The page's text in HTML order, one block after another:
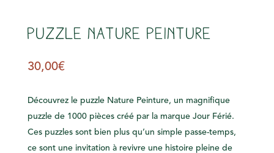
Puzzle Nature Peinture
30,00€
Découvrez le puzzle Nature Peinture, un magnifique
puzzle de 1000 pièces créé par la marque Jour Férié.
Ces puzzles sont bien plus qu’un simple passe-temps,
ce sont une invitation à revivre une histoire pleine de